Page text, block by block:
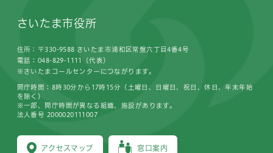
さいたま市役所
住所：〒330-9588 さいたま市浦和区常盤六丁目4番4号
電話：048-829-1111（代表）
※さいたまコールセンターにつながります。
アクセスマップ 窓口案内
開庁時間：8時30分から17時15分（土曜日、日曜日、祝日、休日、年末年始
を除く）
※一部、開庁時間が異なる組織、施設があります。
法人番号 2000020111007